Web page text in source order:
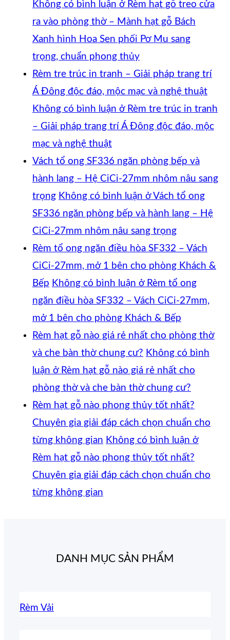
Không có bình luận ở Rèm hạt gỗ treo cửa
ra vào phòng thờ – Mành hạt gỗ Bách
Xanh hình Hoa Sen phối Pơ Mu sang
trọng, chuẩn phong thủy
Rèm tre trúc in tranh – Giải pháp trang trí
Á Đông độc đáo, mộc mạc và nghệ thuật
Không có bình luận ở Rèm tre trúc in tranh
– Giải pháp trang trí Á Đông độc đáo, mộc
mạc và nghệ thuật
Vách tổ ong SF336 ngăn phòng bếp và
hành lang – Hệ CiCi-27mm nhôm nâu sang
trọng Không có bình luận ở Vách tổ ong
SF336 ngăn phòng bếp và hành lang – Hệ
CiCi-27mm nhôm nâu sang trọng
Rèm tổ ong ngăn điều hòa SF332 – Vách
CiCi-27mm, mở 1 bên cho phòng Khách &
Bếp Không có bình luận ở Rèm tổ ong
ngăn điều hòa SF332 – Vách CiCi-27mm,
mở 1 bên cho phòng Khách & Bếp
Rèm hạt gỗ nào giá rẻ nhất cho phòng thờ
và che bàn thờ chung cư? Không có bình
luận ở Rèm hạt gỗ nào giá rẻ nhất cho
phòng thờ và che bàn thờ chung cư?
Rèm hạt gỗ nào phong thủy tốt nhất?
Chuyên gia giải đáp cách chọn chuẩn cho
từng không gian Không có bình luận ở
Rèm hạt gỗ nào phong thủy tốt nhất?
Chuyên gia giải đáp cách chọn chuẩn cho
từng không gian
DANH MỤC SẢN PHẨM
Rèm Vải